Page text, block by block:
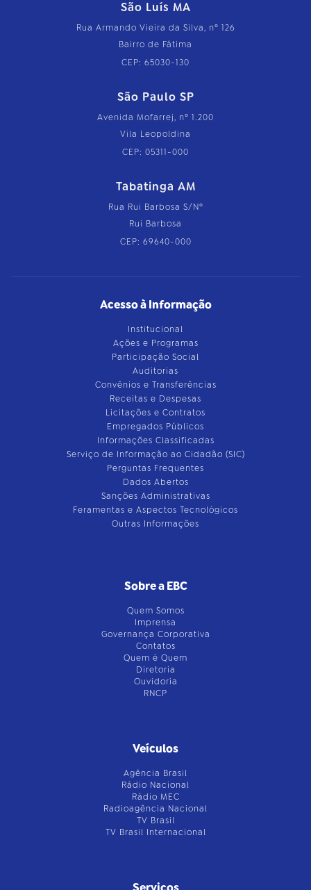
São Luís MA
Rua Armando Vieira da Silva, nº 126
Bairro de Fátima
CEP: 65030-130
São Paulo SP
Avenida Mofarrej, nº 1.200
Vila Leopoldina
CEP: 05311-000
Tabatinga AM
Rua Rui Barbosa S/Nº
Rui Barbosa
CEP: 69640-000
Acesso à Informação
Institucional
Ações e Programas
Participação Social
Auditorias
Convênios e Transferências
Receitas e Despesas
Licitações e Contratos
Empregados Públicos
Informações Classificadas
Serviço de Informação ao Cidadão (SIC)
Perguntas Frequentes
Dados Abertos
Sanções Administrativas
Feramentas e Aspectos Tecnológicos
Outras Informações
Sobre a EBC
Quem Somos
Imprensa
Governança Corporativa
Contatos
Quem é Quem
Diretoria
Ouvidoria
RNCP
Veículos
Agência Brasil
Rádio Nacional
Rádio MEC
Radioagência Nacional
TV Brasil
TV Brasil Internacional